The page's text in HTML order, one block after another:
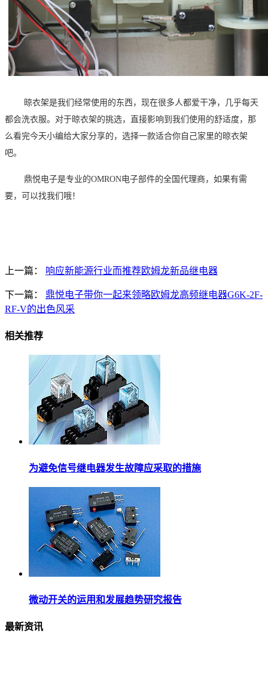
晾衣架是我们经常使用的东西，现在很多人都爱干净，几乎每天
都会洗衣服。对于晾衣架的挑选，直接影响到我们使用的舒适度，那
么看完今天小编给大家分享的，选择一款适合你自己家里的晾衣架
吧。
鼎悦电子是专业的OMRON电子部件的全国代理商，如果有需
要，可以找我们哦！
上一篇： 响应新能源行业而推荐欧姆龙新品继电器
下一篇：
鼎悦电子带你一起来领略欧姆龙高频继电器G6K-2F-
RF-V的出色风采
相关推荐
为避免信号继电器发生故障应采取的措施
微动开关的运用和发展趋势研究报告
最新资讯